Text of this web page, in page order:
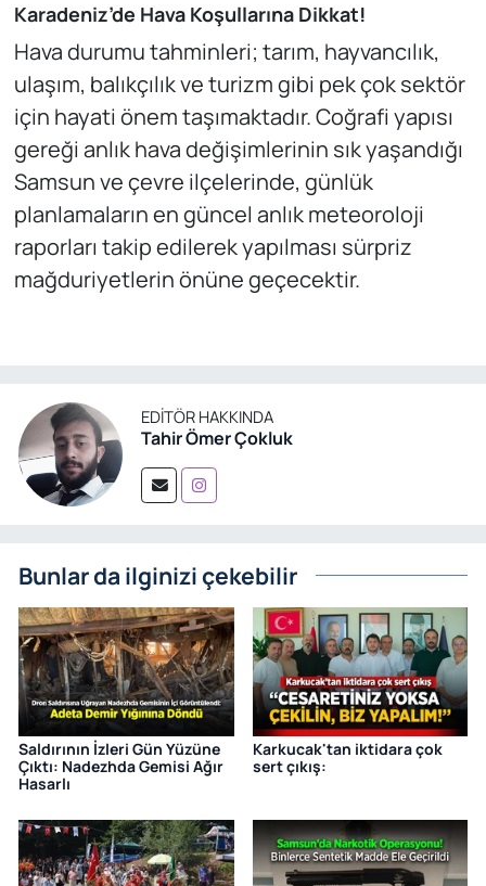
Karadeniz’de Hava Koşullarına Dikkat!
Hava durumu tahminleri; tarım, hayvancılık,
ulaşım, balıkçılık ve turizm gibi pek çok sektör
için hayati önem taşımaktadır. Coğrafi yapısı
gereği anlık hava değişimlerinin sık yaşandığı
Samsun ve çevre ilçelerinde, günlük
planlamaların en güncel anlık meteoroloji
raporları takip edilerek yapılması sürpriz
mağduriyetlerin önüne geçecektir.
EDITÖR HAKKINDA
Tahir Ömer Çokluk
Bunlar da ilginizi çekebilir
Saldırının İzleri Gün Yüzüne
Çıktı: Nadezhda Gemisi Ağır
Hasarlı
Karkucak'tan iktidara çok
sert çıkış: